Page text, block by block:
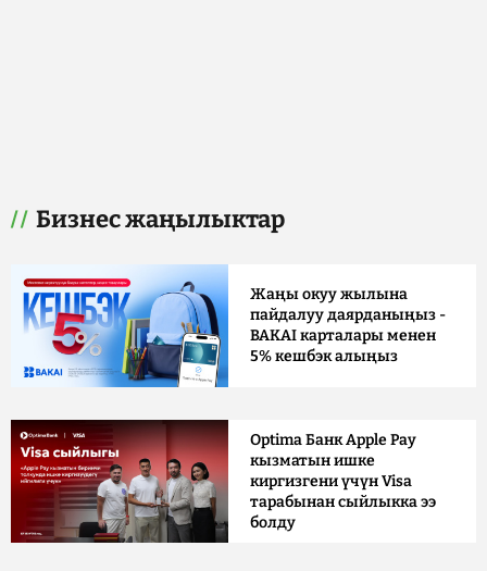
Бизнес жаңылыктар
Жаңы окуу жылына
пайдалуу даярданыңыз -
BAKAI карталары менен
5% кешбэк алыңыз
Optima Банк Apple Pay
кызматын ишке
киргизгени үчүн Visa
тарабынан сыйлыкка ээ
болду